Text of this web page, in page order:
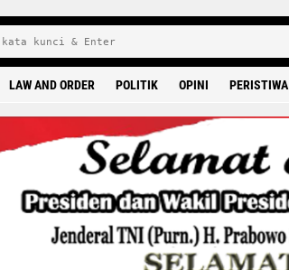
LAW AND ORDER POLITIK OPINI PERISTIWA